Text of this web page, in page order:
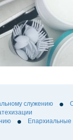
служению